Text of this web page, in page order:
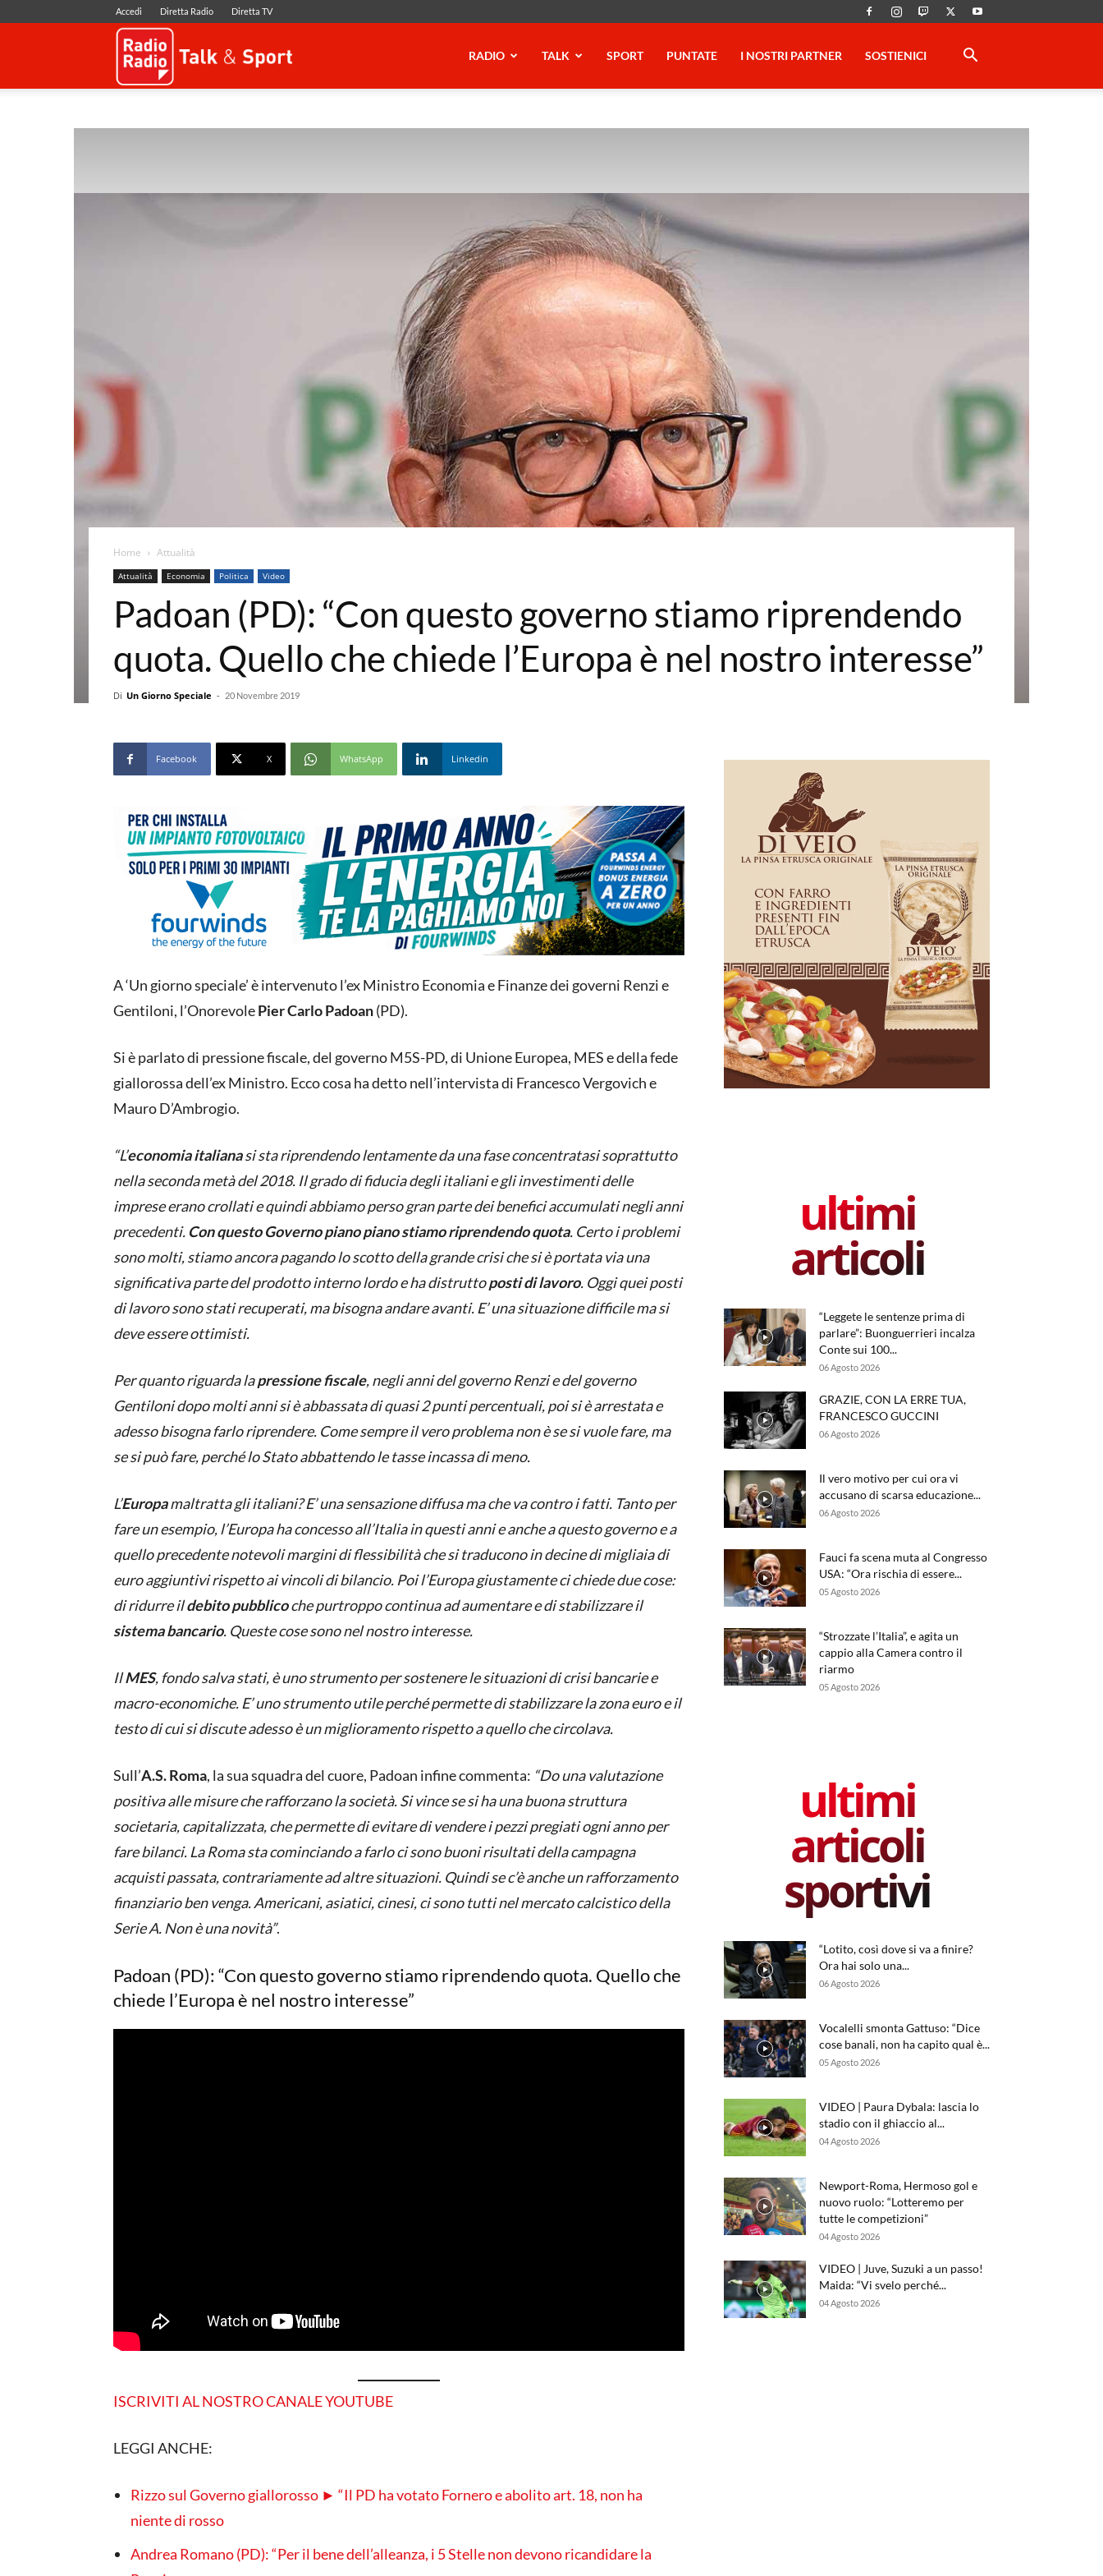
Accedi Diretta Radio Diretta TV
RADIO TALK SPORT PUNTATE I NOSTRI PARTNER SOSTIENICI
Home Attualità
Attualità Economia Politica Video
Padoan (PD): “Con questo governo stiamo riprendendo
quota. Quello che chiede l’Europa è nel nostro interesse”
Di Un Giorno Speciale - 20 Novembre 2019
Facebook X WhatsApp Linkedin
A ‘Un giorno speciale’ è intervenuto l’ex Ministro Economia e Finanze dei governi Renzi e
Gentiloni, l’OnorevolePier Carlo Padoan(PD).
Si è parlato di pressione fiscale, del governo M5S-PD, di Unione Europea, MES e della fede
giallorossa dell’ex Ministro. Ecco cosa ha detto nell’intervista di Francesco Vergovich e
Mauro D’Ambrogio.
“L’economia italianasi sta riprendendo lentamente da una fase concentratasi soprattutto
nella seconda metà del 2018. Il grado di fiducia degli italiani e gli investimenti delle
imprese erano crollati e quindi abbiamo perso gran parte dei benefici accumulati negli anni
precedenti. Con questo Governo piano piano stiamo riprendendo quota. Certo i problemi
sono molti, stiamo ancora pagando lo scotto della grande crisi che si è portata via una
significativa parte del prodotto interno lordo e ha distruttoposti di lavoro. Oggi quei posti
di lavoro sono stati recuperati, ma bisogna andare avanti. E’ una situazione difficile ma si
deve essere ottimisti.
Per quanto riguarda lapressione fiscale, negli anni del governo Renzi e del governo
Gentiloni dopo molti anni si è abbassata di quasi 2 punti percentuali, poi si è arrestata e
adesso bisogna farlo riprendere. Come sempre il vero problema non è se si vuole fare, ma
se si può fare, perché lo Stato abbattendo le tasse incassa di meno.
L’Europamaltratta gli italiani? E’ una sensazione diffusa ma che va contro i fatti. Tanto per
fare un esempio, l’Europa ha concesso all’Italia in questi anni e anche a questo governo e a
quello precedente notevoli margini di flessibilità che si traducono in decine di migliaia di
euro aggiuntivi rispetto ai vincoli di bilancio. Poi l’Europa giustamente ci chiede due cose:
di ridurre ildebito pubblicoche purtroppo continua ad aumentare e di stabilizzare il
sistema bancario. Queste cose sono nel nostro interesse.
IlMES, fondo salva stati, è uno strumento per sostenere le situazioni di crisi bancarie e
macro-economiche. E’ uno strumento utile perché permette di stabilizzare la zona euro e il
testo di cui si discute adesso è un miglioramento rispetto a quello che circolava.
Sull’A.S. Roma, la sua squadra del cuore, Padoan infine commenta: “Do una valutazione
positiva alle misure che rafforzano la società. Si vince se si ha una buona struttura
societaria, capitalizzata, che permette di evitare di vendere i pezzi pregiati ogni anno per
fare bilanci. La Roma sta cominciando a farlo ci sono buoni risultati della campagna
acquisti passata, contrariamente ad altre situazioni. Quindi se c’è anche un rafforzamento
finanziario ben venga. Americani, asiatici, cinesi, ci sono tutti nel mercato calcistico della
Serie A. Non è una novità”.
Padoan (PD): “Con questo governo stiamo riprendendo quota. Quello che
chiede l’Europa è nel nostro interesse”
ISCRIVITI AL NOSTRO CANALE YOUTUBE
LEGGI ANCHE:
Rizzo sul Governo giallorosso ► “Il PD ha votato Fornero e abolito art. 18, non ha
niente di rosso
Andrea Romano (PD): “Per il bene dell’alleanza, i 5 Stelle non devono ricandidare la
ultimi
articoli
“Leggete le sentenze prima di
parlare”: Buonguerrieri incalza
Conte sui 100...
06 Agosto 2026
GRAZIE, CON LA ERRE TUA,
FRANCESCO GUCCINI
06 Agosto 2026
Il vero motivo per cui ora vi
accusano di scarsa educazione...
06 Agosto 2026
Fauci fa scena muta al Congresso
USA: “Ora rischia di essere...
05 Agosto 2026
“Strozzate l’Italia”, e agita un
cappio alla Camera contro il
riarmo
05 Agosto 2026
ultimi
articoli
sportivi
“Lotito, così dove si va a finire?
Ora hai solo una...
06 Agosto 2026
Vocalelli smonta Gattuso: “Dice
cose banali, non ha capito qual è...
05 Agosto 2026
VIDEO | Paura Dybala: lascia lo
stadio con il ghiaccio al...
04 Agosto 2026
Newport-Roma, Hermoso gol e
nuovo ruolo: “Lotteremo per
tutte le competizioni”
04 Agosto 2026
VIDEO | Juve, Suzuki a un passo!
Maida: “Vi svelo perché...
04 Agosto 2026